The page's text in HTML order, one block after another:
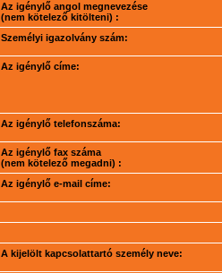
Az igénylő angol megnevezése
(nem kötelező kitölteni) :
Személyi igazolvány szám:
Az igénylő címe:
Az igénylő telefonszáma:
Az igénylő fax száma
(nem kötelező megadni) :
Az igénylő e-mail címe:
A kijelölt kapcsolattartó személy neve: